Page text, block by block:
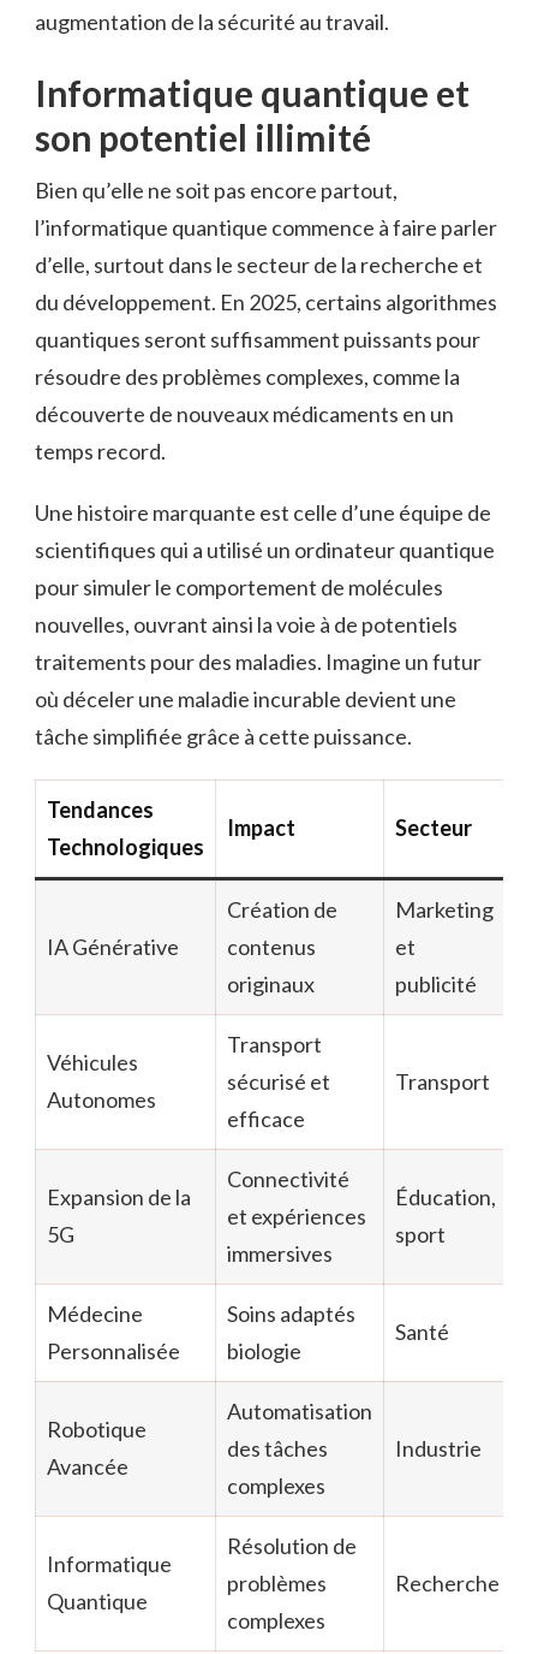
augmentation de la sécurité au travail.
Informatique quantique et
son potentiel illimité
Bien qu’elle ne soit pas encore partout,
l’informatique quantique commence à faire parler
d’elle, surtout dans le secteur de la recherche et
du développement. En 2025, certains algorithmes
quantiques seront suffisamment puissants pour
résoudre des problèmes complexes, comme la
découverte de nouveaux médicaments en un
temps record.
Une histoire marquante est celle d’une équipe de
scientifiques qui a utilisé un ordinateur quantique
pour simuler le comportement de molécules
nouvelles, ouvrant ainsi la voie à de potentiels
traitements pour des maladies. Imagine un futur
où déceler une maladie incurable devient une
tâche simplifiée grâce à cette puissance.
Tendances
Technologiques
Impact Secteur
IA Générative
Création de
contenus
originaux
Marketing
et
publicité
Véhicules
Autonomes
Transport
sécurisé et
efficace
Transport
Expansion de la
5G
Connectivité
et expériences
immersives
Éducation,
sport
Médecine
Personnalisée
Soins adaptés
biologie
Santé
Robotique
Avancée
Automatisation
des tâches
complexes
Industrie
Informatique
Quantique
Résolution de
problèmes
complexes
Recherche